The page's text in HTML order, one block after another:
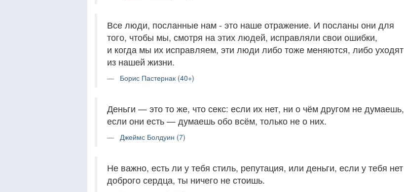
Все люди, посланные нам - это наше отражение. И посланы они для
того, чтобы мы, смотря на этих людей, исправляли свои ошибки,
и когда мы их исправляем, эти люди либо тоже меняются, либо уходят
из нашей жизни.
Борис Пастернак (40+)
Деньги — это то же, что секс: если их нет, ни о чём другом не думаешь,
если они есть — думаешь обо всём, только не о них.
Джеймс Болдуин (7)
Не важно, есть ли у тебя стиль, репутация, или деньги, если у тебя нет
доброго сердца, ты ничего не стоишь.